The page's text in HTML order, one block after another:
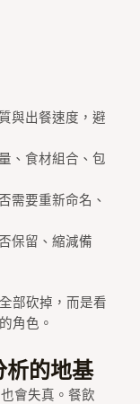
與出餐速度，避
、食材組合、包
需要重新命名、
保留、縮減備
部砍掉，而是看
角色。
的地基
會失真。餐飲